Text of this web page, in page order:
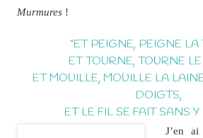
Murmures!
“ET PEIGNE, PEIGNE LA
ET TOURNE, TOURNE
ET MOUILLE, MOUILLE LA
DOIGTS,
ET LE FIL SE FAIT SANS Y
J’en ai